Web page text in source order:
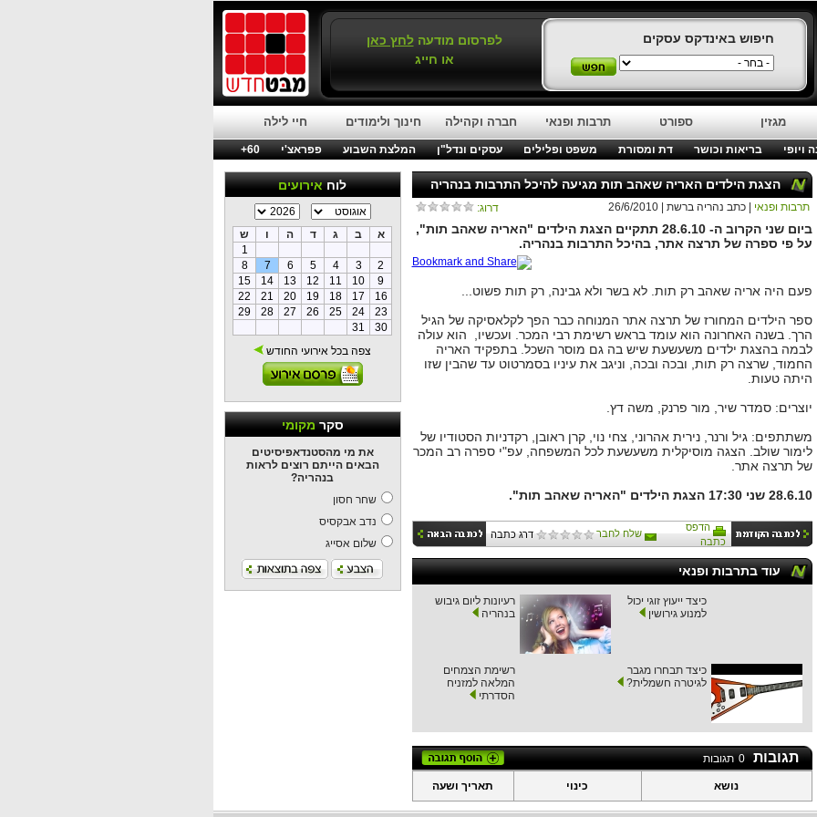
חיפוש באינדקס עסקים לפרסום מודעהלחץ כאן
או חייג
מגזין ספורט תרבות ופנאי חברה וקהילה חינוך ולימודים חיי לילה
ויופי בריאות וכושר דת ומסורת משפט ופלילים עסקים ונדל"ן המלצת השבוע פפראצ'י
60+
לוחאירועים
א ב ג ד ה ו
ש
1
2
3
4
5
6
7
8
9
10
11
12
13
14
15
16
17
18
19
20
21
22
23
24
25
26
27
28
29
30
31
צפה בכל אירועי החודש
סקרמקומי
את מי מהסטנדאפיסיטים
הבאים הייתם רוצים לראות
בנהריה?
שחר חסון
נדב אבקסיס
שלום אסייג
הצגת הילדים האריה שאהב תות מגיעה להיכל התרבות בנהריה
דרוג: תרבות ופנאי | כתב נהריה ברשת | 26/6/2010
ביום שני הקרוב ה- 28.6.10 תתקיים הצגת הילדים "האריה שאהב תות",
על פי ספרה של תרצה אתר, בהיכל התרבות בנהריה.
פעם היה אריה שאהב רק תות. לא בשר ולא גבינה, רק תות פשוט...
ספר הילדים המחורז של תרצה אתר המנוחה כבר הפך לקלאסיקה של הגיל
הרך. בשנה האחרונה הוא עומד בראש רשימת רבי המכר. ועכשיו, הוא עולה
לבמה בהצגת ילדים משעשעת שיש בה גם מוסר השכל. בתפקיד האריה
החמוד, שרצה רק תות, ובכה ובכה, וניגב את עיניו בסמרטוט עד שהבין שזו
היתה טעות.
יוצרים: סמדר שיר, מור פרנק, משה דץ.
משתתפים: גיל ורנר, נירית אהרוני, צחי נוי, קרן ראובן, רקדניות הסטודיו של
לימור שולב. הצגה מוסיקלית משעשעת לכל המשפחה, עפ"י ספרה רב המכר
של תרצה אתר.
28.6.10 שני 17:30 הצגת הילדים "האריה שאהב תות".
הדפס
כתבה
שלח לחבר דרג כתבה
עוד בתרבות ופנאי
כיצד ייעוץ זוגי יכול
למנוע גירושין
רעיונות ליום גיבוש
בנהריה
כיצד תבחרו מגבר
לגיטרה חשמלית?
רשימת הצמחים
המלאה למזניח
הסדרתי
תגובות 0 תגובות
נושא כינוי תאריך ושעה